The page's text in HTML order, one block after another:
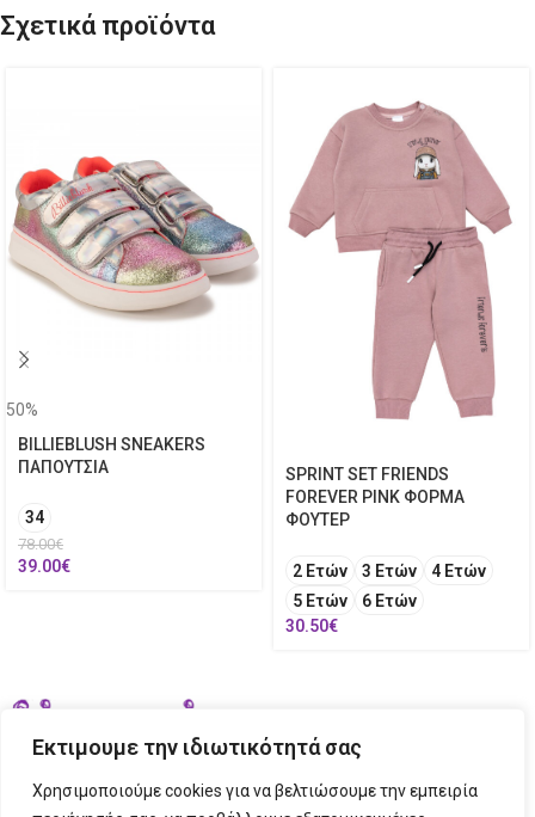
Εκτιμουμε την ιδιωτικότητά σας
Χρησιμοποιούμε cookies για να βελτιώσουμε την εμπειρία
Σχετικά προϊόντα
50%
BILLIEBLUSH SNEAKERS
ΠΑΠΟΥΤΣΙΑ
34
78.00€
39.00€
SPRINT SET FRIENDS
FOREVER PINK ΦΟΡΜΑ
ΦΟΥΤΕΡ
2 Ετών 3 Ετών
4 Ετών
5 Ετών
6 Ετών
30.50€